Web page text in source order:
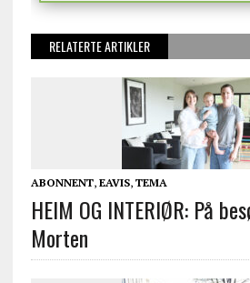
RELATERTE ARTIKLER
ABONNENT, EAVIS, TEMA
HEIM OG INTERIØR: På
Morten